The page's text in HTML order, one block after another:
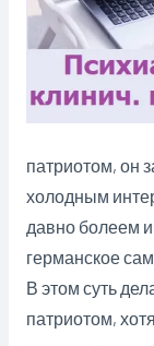
патриотом, он
холодным
давно болеем
германское
В этом суть
патриотом,